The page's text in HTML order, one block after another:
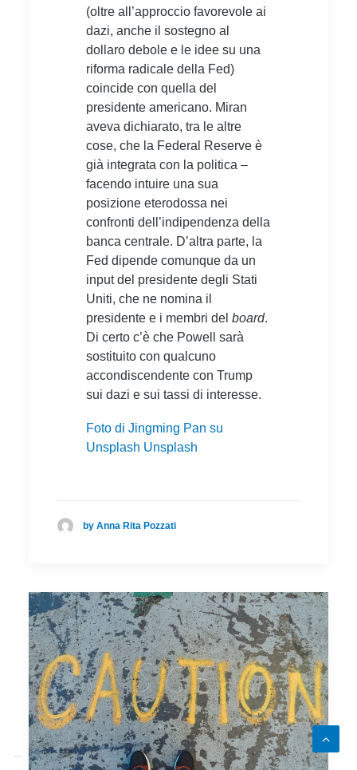
(oltre all’approccio favorevole ai
dazi, anche il sostegno al
dollaro debole e le idee su una
riforma radicale della Fed)
coincide con quella del
presidente americano. Miran
aveva dichiarato, tra le altre
cose, che la Federal Reserve è
già integrata con la politica –
facendo intuire una sua
posizione eterodossa nei
confronti dell’indipendenza della
banca centrale. D’altra parte, la
Fed dipende comunque da un
input del presidente degli Stati
Uniti, che ne nomina il
presidente e i membri del board.
Di certo c’è che Powell sarà
sostituito con qualcuno
accondiscendente con Trump
sui dazi e sui tassi di interesse.
Foto di Jingming Pan su
Unsplash Unsplash
by Anna Rita Pozzati